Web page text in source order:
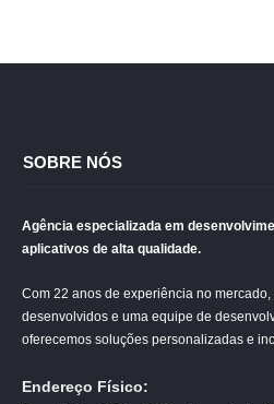
SOBRE NÓS
Agência especializada em
aplicativos de alta qualidade.
Com 22 anos de experiência no
desenvolvidos e uma equipe de
oferecemos soluções personalizadas e
Endereço Físico: